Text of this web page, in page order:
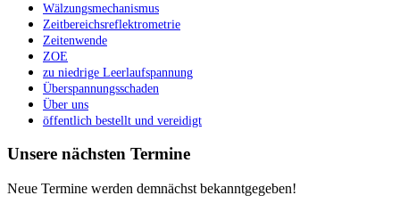
Wälzungsmechanismus
Zeitbereichsreflektrometrie
Zeitenwende
ZOE
zu niedrige Leerlaufspannung
Überspannungsschaden
Über uns
öffentlich bestellt und vereidigt
Unsere nächsten Termine
Neue Termine werden demnächst bekanntgegeben!